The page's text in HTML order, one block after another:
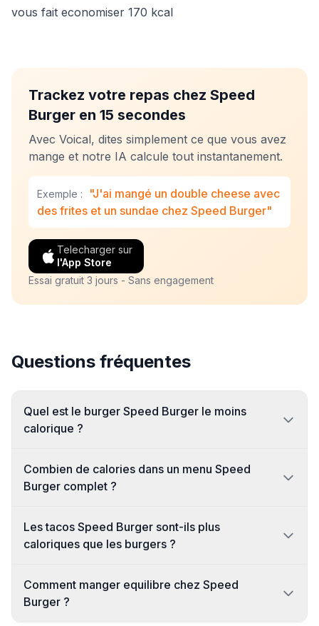
vous fait economiser 170 kcal
Trackez votre repas chez Speed
Burger en 15 secondes
Avec Voical, dites simplement ce que vous avez
mange et notre IA calcule tout instantanement.
Exemple :
"J'ai mangé un double cheese avec
des frites et un sundae chez Speed Burger"
Telecharger sur
l'App Store
Essai gratuit 3 jours - Sans engagement
Questions fréquentes
Quel est le burger Speed Burger le moins
calorique ?
Combien de calories dans un menu Speed
Burger complet ?
Les tacos Speed Burger sont-ils plus
caloriques que les burgers ?
Comment manger equilibre chez Speed
Burger ?